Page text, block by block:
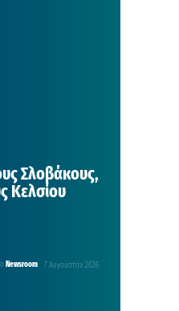
Σλοβάκους,
Κελσίου
Newsroom 7 Αυγούστου 2026